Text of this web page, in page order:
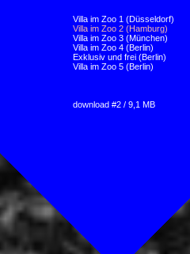
Villa im Zoo 1 (Düsseldorf)
Villa im Zoo 2 (Hamburg)
Villa im Zoo 3 (München)
Villa im Zoo 4 (Berlin)
Exklusiv und frei (Berlin)
Villa im Zoo 5 (Berlin)
download #2 / 9,1 MB